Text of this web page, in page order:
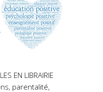
EN LIBRAIRIE
parentalité,